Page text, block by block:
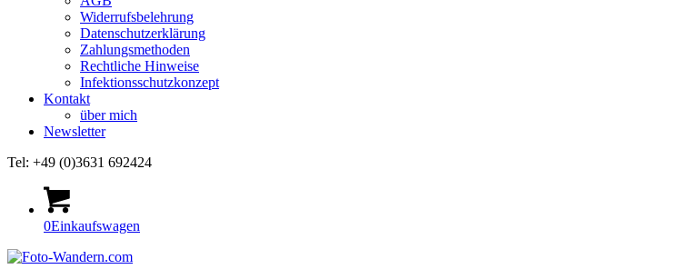
Widerrufsbelehrung
Datenschutzerklärung
Zahlungsmethoden
Rechtliche Hinweise
Infektionsschutzkonzept
Kontakt
über mich
Newsletter
Tel: +49 (0)3631 692424
0Einkaufswagen